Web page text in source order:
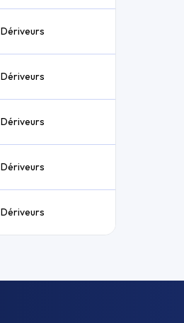
Dériveurs
Dériveurs
Dériveurs
Dériveurs
Dériveurs